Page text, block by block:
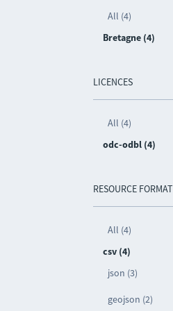
All (4)
Bretagne (4)
LICENCES
All (4)
odc-odbl (4)
RESOURCE FORMAT
All (4)
csv (4)
json (3)
geojson (2)